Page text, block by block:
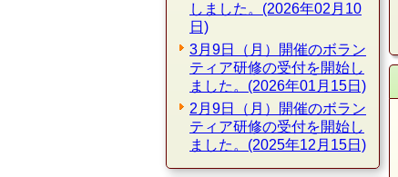
しました。(2026年02月10
日)
3月9日（月）開催のボラン
ティア研修の受付を開始し
ました。(2026年01月15日)
2月9日（月）開催のボラン
ティア研修の受付を開始し
ました。(2025年12月15日)